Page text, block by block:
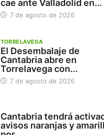
cae ante Valladolid en...
7 de agosto de 2026
TORRELAVEGA
El Desembalaje de
Cantabria abre en
Torrelavega con...
7 de agosto de 2026
Cantabria tendrá
avisos naranjas y